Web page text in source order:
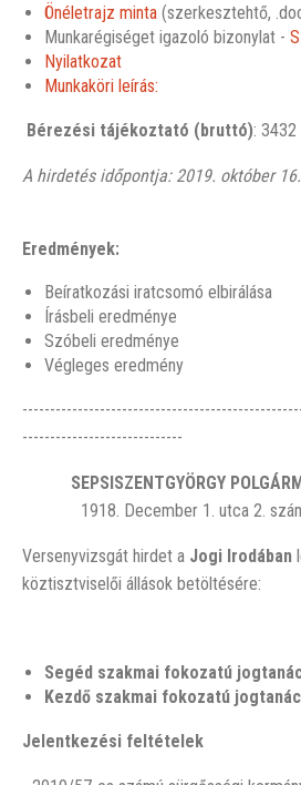
Önéletrajz minta (szerkesztehtő,
Munkarégiséget igazoló bizonylat -
Nyilatkozat
Munkaköri leírás:
Bérezési tájékoztató (bruttó): 3432
A hirdetés időpontja: 2019. október 16.
Eredmények:
Beíratkozási iratcsomó elbirálása
Írásbeli eredménye
Szóbeli eredménye
Végleges eredmény
-----------------------------
SEPSISZENTGYÖRGY
1918. December 1. utca 2.
Versenyvizsgát hirdet a Jogi Irodában
köztisztviselői állások betöltésére:
Segéd szakmai fokozatú
Kezdő szakmai fokozatú
Jelentkezési feltételek